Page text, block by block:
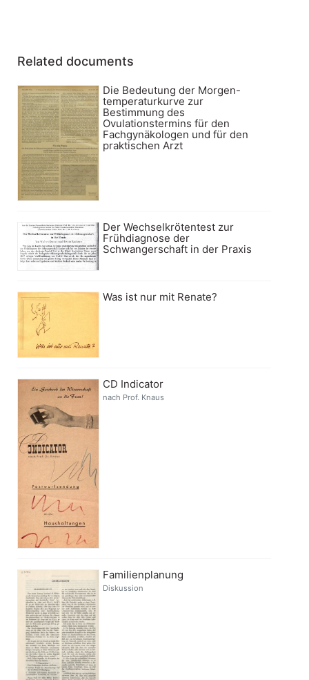
Related documents
Die Bedeutung der Morgen-
temperaturkurve zur
Bestimmung des
Ovulationstermins für den
Fachgynäkologen und für den
praktischen Arzt
Der Wechselkrötentest zur
Frühdiagnose der
Schwangerschaft in der Praxis
Was ist nur mit Renate?
CD Indicator
nach Prof. Knaus
Familienplanung
Diskussion